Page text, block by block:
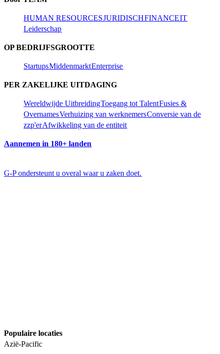
HUMAN RESOURCES​​JURIDISCH​​FINANCE​​IT​​
Leiderschap​​
OP BEDRIJFSGROOTTE​​
Startups​​Middenmarkt​​Enterprise​​
PER ZAKELIJKE UITDAGING​​
Wereldwijde Uitbreiding​​Toegang tot Talent​​Fusies &
Overnames​​Verhuizing van werknemers​​Conversie van de
zzp'er​​Afwikkeling van de entiteit​​
Aannemen in 180+ landen​​
G-P ondersteunt u overal waar u zaken doet.​​
Populaire locaties​​
Azië-Pacific​​